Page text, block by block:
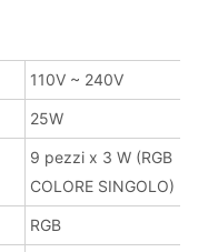
110V ~ 240V
25W
9 pezzi x 3 W (RGB
COLORE SINGOLO)
RGB